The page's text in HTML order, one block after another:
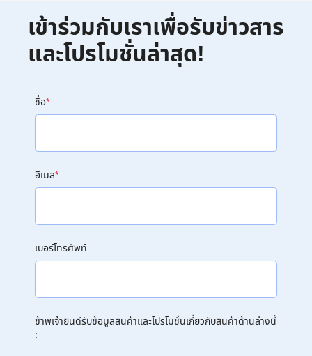
เข้าร่วมกับเราเพื่อรับข่าวสาร
และโปรโมชั่นล่าสุด!
ชื่อ*
อีเมล*
เบอร์โทรศัพท์
ข้าพเจ้ายินดีรับข้อมูลสินค้าและโปรโมชั่นเกี่ยวกับสินค้าด้านล่างนี้
: